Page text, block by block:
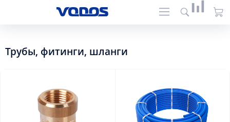
Трубы, фитинги, шланги